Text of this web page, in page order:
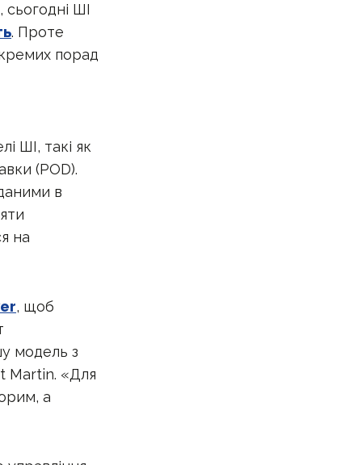
ШІ
. Проте
порад
ШІ, такі як
(POD).
в
на
, щоб
модель з
Martin. «Для
а